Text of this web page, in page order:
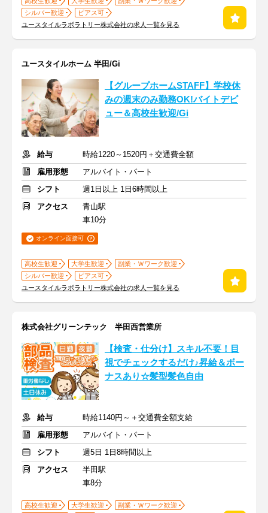
シルバー歓迎
ピアス可
ユースタイルラボラトリー株式会社の求人一覧を見る
ユースタイルホーム 半田/Gi
【グループホームSTAFF】学校休
みの週末のみ勤務OK!バイトデビ
ュー＆高校生歓迎/Gi
給与
時給1220～1520円＋交通費全額
雇用形態
アルバイト・パート
シフト
週1日以上 1日6時間以上
アクセス
青山駅
車10分
オンライン面接可
高校生歓迎 大学生歓迎
副業・Ｗワーク歓迎
シルバー歓迎
ピアス可
ユースタイルラボラトリー株式会社の求人一覧を見る
株式会社グリーンテック 半田西営業所
【検査・仕分け】スキル不要！目
視でチェックするだけ♪昇給＆ボー
ナスあり☆髪型髪色自由
給与
時給1140円～＋交通費全額支給
雇用形態
アルバイト・パート
シフト
週5日 1日8時間以上
アクセス
半田駅
車8分
高校生歓迎 大学生歓迎
副業・Ｗワーク歓迎